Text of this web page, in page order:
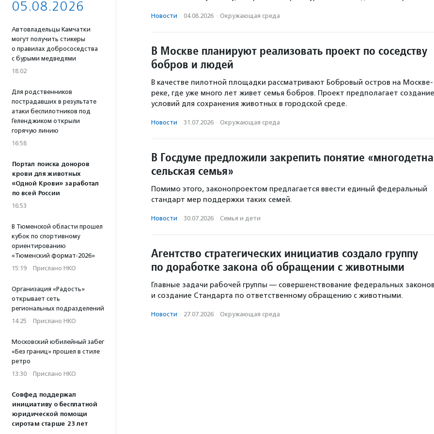
05.08.2026
Автовладельцы Камчатки
могут получить стикеры
о правилах добрососедства
с бурыми медведями
18:02
Для родственников
пострадавших в результате
атаки беспилотников под
Геленджиком открыли
горячую линию
16:58
Портал поиска доноров
крови для животных
«Одной Крови» заработал
по всей России
16:53
В Тюменской области прошел
кубок по спортивному
ориентированию
«Тюменский формат-2026»
15:19 · Прислано НКО
Организация «Радость»
открывает сеть
региональных подразделений
14:25 · Прислано НКО
Московский юбилейный забег
«Без границ» прошел в стиле
ретро
13:30 · Прислано НКО
Совфед поддержал
инициативу о бесплатной
юридической помощи
сиротам старше 23 лет
Новости · 04.08.2026 · Окружающая среда
В Москве планируют реализовать проект по соседству
бобров и людей
В качестве пилотной площадки рассматривают Бобровый остров на Москве-
реке, где уже много лет живет семья бобров. Проект предполагает создание
условий для сохранения животных в городской среде.
Новости · 31.07.2026 · Окружающая среда
В Госдуме предложили закрепить понятие
сельская семья»
Помимо этого, законопроектом предлагается ввести единый федеральный
стандарт мер поддержки таких семей.
Новости · 30.07.2026 · Семья и дети
Агентство стратегических инициатив создало группу
по доработке закона об обращении с животными
Главные задачи рабочей группы — совершенствование федеральных
и создание Стандарта по ответственному обращению с животными.
Новости · 27.07.2026 · Окружающая среда